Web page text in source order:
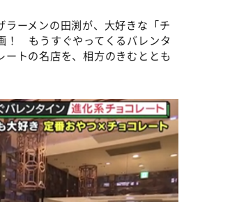
ラーメンの田渕が、大好きな「チ
！ もうすぐやってくるバレンタ
トの名店を、相方のきむととも